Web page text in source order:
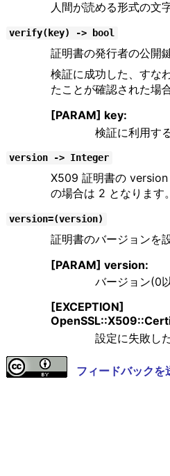
人間が読める形式の文
verify(key) -> bool
証明書の発行者の公開
検証に成功した、すな
たことが確認された場
[PARAM] key:
検証に利用す
version -> Integer
X509 証明書の
の場合は 2 となります。
version=(version)
証明書のバージョンを
[PARAM] version:
バージョン(0
[EXCEPTION]
設定に失敗し
フィードバックを